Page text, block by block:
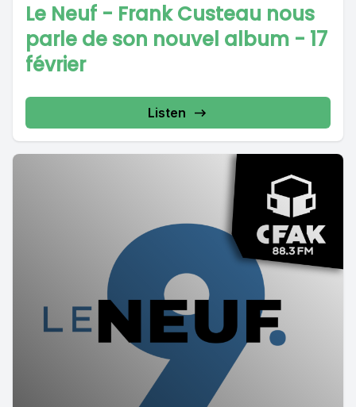
Le Neuf - Frank Custeau nous
parle de son nouvel album - 17
février
Listen